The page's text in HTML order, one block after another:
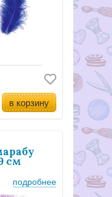
в корзину
см
подробнее